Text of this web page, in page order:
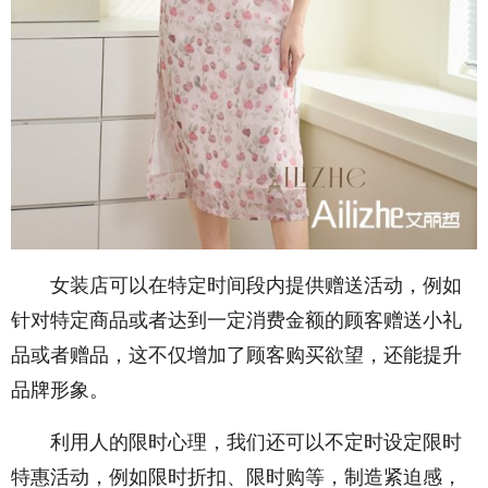
女装店可以在特定时间段内提供赠送活动，例如
针对特定商品或者达到一定消费金额的顾客赠送小礼
品或者赠品，这不仅增加了顾客购买欲望，还能提升
品牌形象。
利用人的限时心理，我们还可以不定时设定限时
特惠活动，例如限时折扣、限时购等，制造紧迫感，